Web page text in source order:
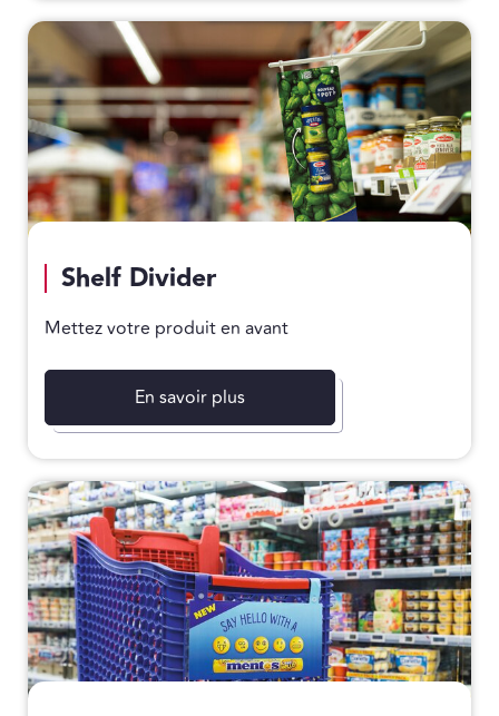
Shelf Divider
Mettez votre produit en avant
En savoir plus